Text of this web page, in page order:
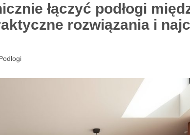
łączyć podłogi
rozwiązania i